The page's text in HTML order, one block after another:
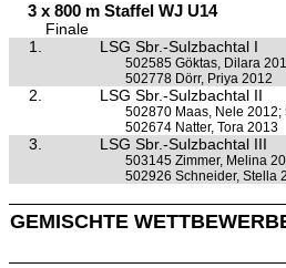
3 x 800 m Staffel WJ U14
Finale
1.
LSG Sbr.-Sulzbachtal I
502585 Göktas, Dilara
502778 Dörr, Priya 2012
2. LSG Sbr.-Sulzbachtal II
502870 Maas, Nele 2012;
502674 Natter, Tora 2013
3. LSG Sbr.-Sulzbachtal III
503145 Zimmer, Melina
502926 Schneider, Stella
GEMISCHTE